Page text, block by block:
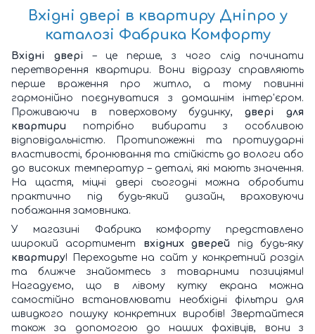
Вхідні двері в квартиру Дніпро у
каталозі Фабрика Комфорту
Вхідні двері– це перше, з чого слід починати
перетворення квартири. Вони відразу справляють
перше враження про житло, а тому повинні
гармонійно поєднуватися з домашнім інтер'єром.
Проживаючи в поверховому будинку,двері для
квартирипотрібно вибирати з особливою
відповідальністю. Протипожежні та протиударні
властивості, бронювання та стійкість до вологи або
до високих температур – деталі, які мають значення.
На щастя, міцні двері сьогодні можна обробити
практично під будь-який дизайн, враховуючи
побажання замовника.
У магазині Фабрика комфорту представлено
широкий асортимент вхідних дверей під будь-яку
квартиру! Переходьте на сайт у конкретний розділ
та ближче знайомтесь з товарними позиціями!
Нагадуємо, що в лівому кутку екрана можна
самостійно встановлювати необхідні фільтри для
швидкого пошуку конкретних виробів! Звертайтеся
також за допомогою до наших фахівців, вони з